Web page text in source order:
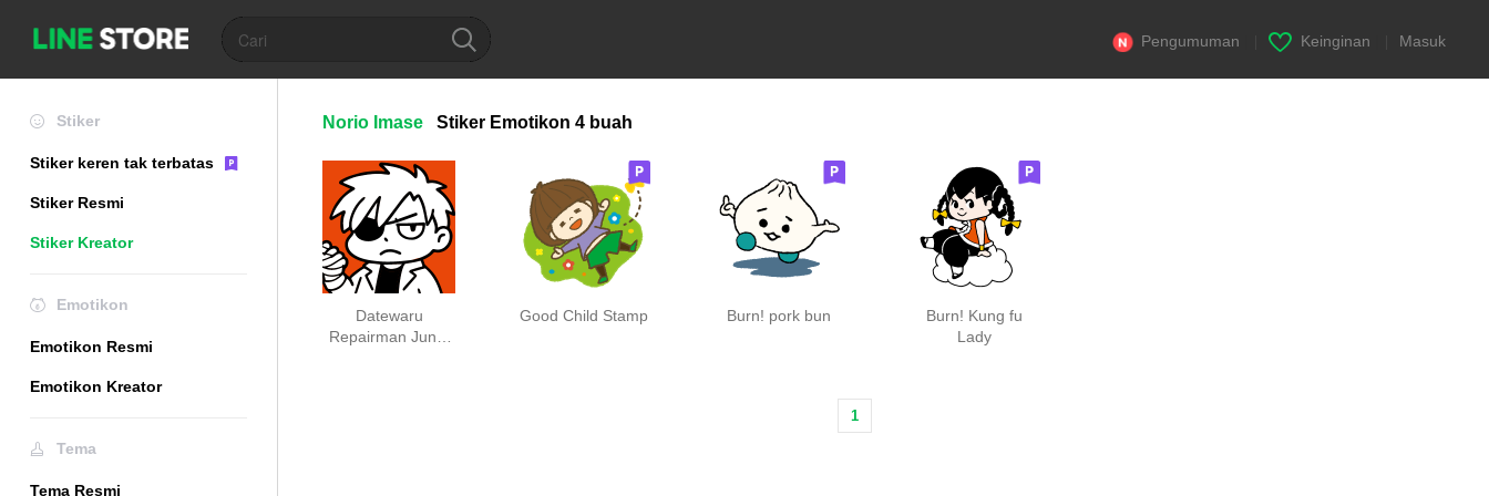
Pengumuman Keinginan Masuk
Stiker
Stiker keren tak terbatas
Stiker Resmi
Stiker Kreator
Emotikon
Emotikon Resmi
Emotikon Kreator
Tema
Tema Resmi
Norio Imase Stiker Emotikon 4 buah
Datewaru
Repairman Junk-
Good Child Stamp Burn! pork bun
Burn! Kung fu
Lady
1